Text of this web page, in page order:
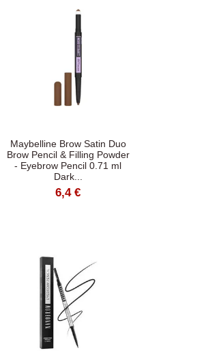
Maybelline Brow Satin Duo
Brow Pencil & Filling Powder
- Eyebrow Pencil 0.71 ml
Dark...
6,4 €